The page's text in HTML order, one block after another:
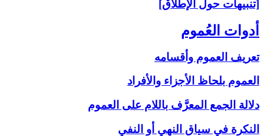
[تنبيهات حول الإطلاق]
أدوات العُموم
تعريف العموم وأقسامه
العموم بلحاظ الأجزاء والأفراد
دلالة الجمع المعرَّف باللام على‏ العموم
النكرة في سياق النهي أو النفي